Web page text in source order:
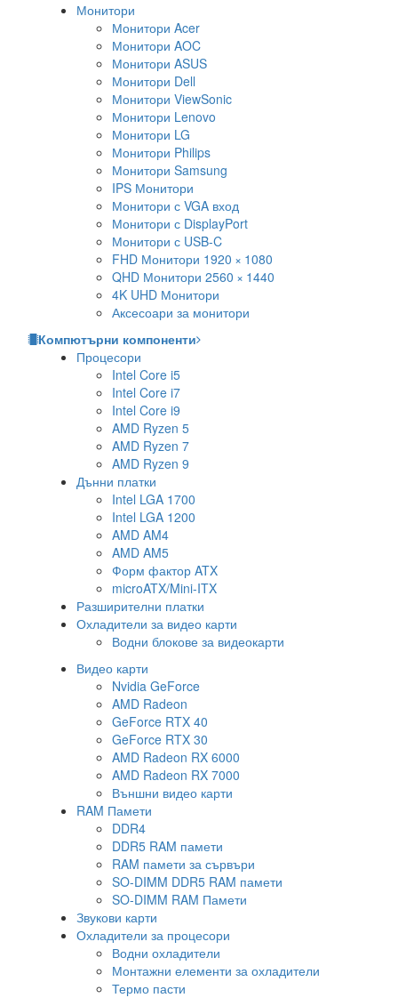
Монитори
Монитори Acer
Монитори AOC
Монитори ASUS
Монитори Dell
Монитори ViewSonic
Монитори Lenovo
Монитори LG
Монитори Philips
Монитори Samsung
IPS Монитори
Монитори с VGA вход
Монитори с DisplayPort
Монитори с USB-C
FHD Монитори 1920 × 1080
QHD Монитори 2560 × 1440
4K UHD Монитори
Аксесоари за монитори
Компютърни компоненти
Процесори
Intel Core i5
Intel Core i7
Intel Core i9
AMD Ryzen 5
AMD Ryzen 7
AMD Ryzen 9
Дънни платки
Intel LGA 1700
Intel LGA 1200
AMD AM4
AMD AM5
Форм фактор ATX
microATX/Mini-ITX
Разширителни платки
Охладители за видео карти
Водни блокове за видеокарти
Видео карти
Nvidia GeForce
AMD Radeon
GeForce RTX 40
GeForce RTX 30
AMD Radeon RX 6000
AMD Radeon RX 7000
Външни видео карти
RAM Памети
DDR4
DDR5 RAM памети
RAM памети за сървъри
SO-DIMM DDR5 RAM памети
SO-DIMM RAM Памети
Звукови карти
Охладители за процесори
Водни охладители
Монтажни елементи за охладители
Термо пасти